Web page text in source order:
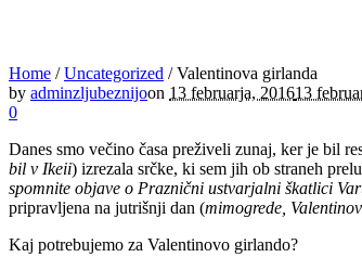
Home /Uncategorized /Valentinova girlanda
by adminzljubeznijoon 13 februarja, 201613
0
Danes smo večino časa preživeli zunaj, ker je bil
bil v Ikeii) izrezala srčke, ki sem jih ob straneh
spomnite objave o Praznični ustvarjalni škatlici
pripravljena na jutrišnji dan (mimogrede,
Kaj potrebujemo za Valentinovo girlando?